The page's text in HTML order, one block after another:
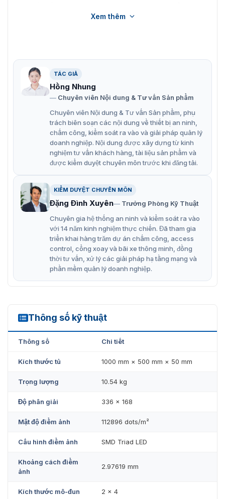
hình dạng sáng tạo hơn.
Khả năng điều chỉnh nhiệt độ màu từ 3000 K đến
10000 K cũng giúp tối ưu hóa trải nghiệm xem trong
nhiều điều kiện ánh sáng khác nhau.
Hỗ trợ sao lưu cáp tín hiệu.
Hỗ trợ xoay mô-đun và ghép nối hỗn hợp theo
chiềungang và chiều dọc.
Đã hoàn thành chứng chỉ TUV-CE/ROHS/CB.
Xem thêm
TÁC GIẢ
Hồng Nhung
Chuyên viên Nội dung & Tư vấn Sản phẩm
Chuyên viên Nội dung & Tư vấn Sản phẩm, phụ
trách biên soạn các nội dung về thiết bị an ninh,
chấm công, kiểm soát ra vào và giải pháp quản lý
doanh nghiệp. Nội dung được xây dựng từ kinh
nghiệm tư vấn khách hàng, tài liệu sản phẩm và
được kiểm duyệt chuyên môn trước khi đăng tải.
KIỂM DUYỆT CHUYÊN MÔN
Đặng Đình Xuyên
Trưởng Phòng Kỹ Thuật
Chuyên gia hệ thống an ninh và kiểm soát ra vào
với 14 năm kinh nghiệm thực chiến. Đã tham gia
triển khai hàng trăm dự án chấm công, access
control, cổng xoay và bãi xe thông minh, đồng
thời tư vấn, xử lý các giải pháp hạ tầng mạng và
phần mềm quản lý doanh nghiệp.
Thông số kỹ thuật
DS-D4229FI-CGFF
Thông số Chi tiết
Kích thước tủ 1000 mm × 500 mm × 50 mm
Trọng lượng 10.54 kg
Độ phân giải 336 × 168
Mật độ điểm ảnh 112896 dots/m²
Cấu hình điểm ảnh SMD Triad LED
Khoảng cách điểm
ảnh
2.97619 mm
Kích thước mô-đun 2 × 4